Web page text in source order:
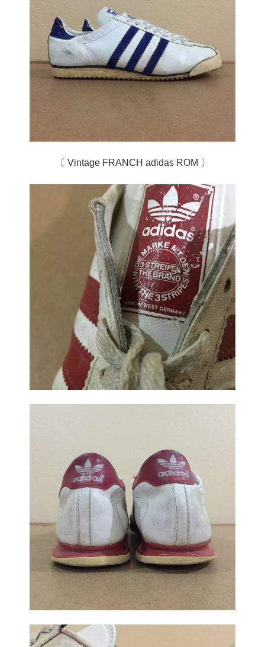
〔 Vintage FRANCH adidas ROM 〕